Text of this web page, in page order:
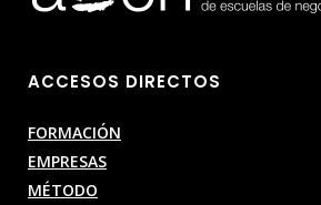
ACCESOS DIRECTOS
FORMACIÓN
EMPRESAS
MÉTODO